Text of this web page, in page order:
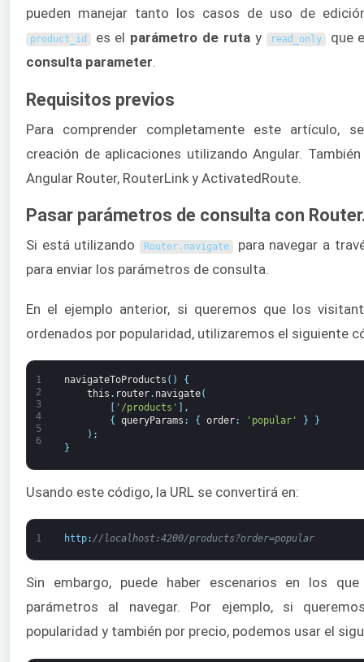
pueden manejar tanto los casos de uso de
product_id es el parámetro de ruta y read_only que
consulta parameter.
Requisitos previos
Para comprender completamente este artículo,
creación de aplicaciones utilizando Angular.
Angular Router, RouterLink y ActivatedRoute.
Pasar parámetros de consulta con
Si está utilizando Router . navigate para navegar a
para enviar los parámetros de consulta.
En el ejemplo anterior, si queremos que los
ordenados por popularidad, utilizaremos el siguiente
1
2
3
4
5
6
navigateToProducts ( )
{
this . router. navigate(
[ '/products' ] ,
{
queryParams : { order: 'popular' }
}
) ;
}
Usando este código, la URL se convertirá en:
1 http: //localhost:4200/products?order=popular
Sin embargo, puede haber escenarios en los
parámetros al navegar. Por ejemplo, si
popularidad y también por precio, podemos usar el